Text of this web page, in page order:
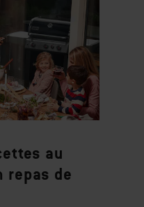
au
repas de